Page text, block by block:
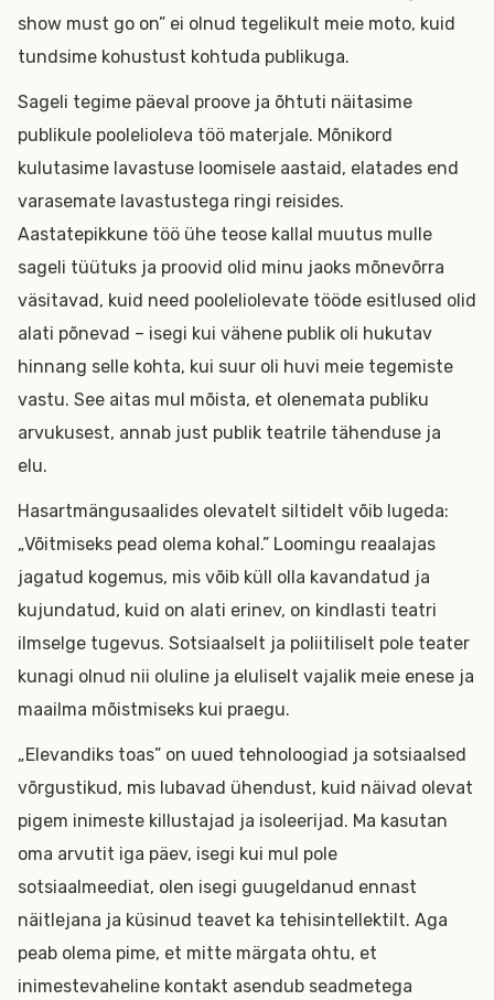
show must go on” ei olnud tegelikult meie moto, kuid
tundsime kohustust kohtuda publikuga.
Sageli tegime päeval proove ja õhtuti näitasime
publikule poolelioleva töö materjale. Mõnikord
kulutasime lavastuse loomisele aastaid, elatades end
varasemate lavastustega ringi reisides.
Aastatepikkune töö ühe teose kallal muutus mulle
sageli tüütuks ja proovid olid minu jaoks mõnevõrra
väsitavad, kuid need pooleliolevate tööde esitlused olid
alati põnevad – isegi kui vähene publik oli hukutav
hinnang selle kohta, kui suur oli huvi meie tegemiste
vastu. See aitas mul mõista, et olenemata publiku
arvukusest, annab just publik teatrile tähenduse ja
elu.
Hasartmängusaalides olevatelt siltidelt võib lugeda:
„Võitmiseks pead olema kohal.” Loomingu reaalajas
jagatud kogemus, mis võib küll olla kavandatud ja
kujundatud, kuid on alati erinev, on kindlasti teatri
ilmselge tugevus. Sotsiaalselt ja poliitiliselt pole teater
kunagi olnud nii oluline ja eluliselt vajalik meie enese ja
maailma mõistmiseks kui praegu.
„Elevandiks toas” on uued tehnoloogiad ja sotsiaalsed
võrgustikud, mis lubavad ühendust, kuid näivad olevat
pigem inimeste killustajad ja isoleerijad. Ma kasutan
oma arvutit iga päev, isegi kui mul pole
sotsiaalmeediat, olen isegi guugeldanud ennast
näitlejana ja küsinud teavet ka tehisintellektilt. Aga
peab olema pime, et mitte märgata ohtu, et
inimestevaheline kontakt asendub seadmetega